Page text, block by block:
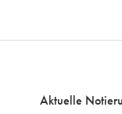
Aktuelle